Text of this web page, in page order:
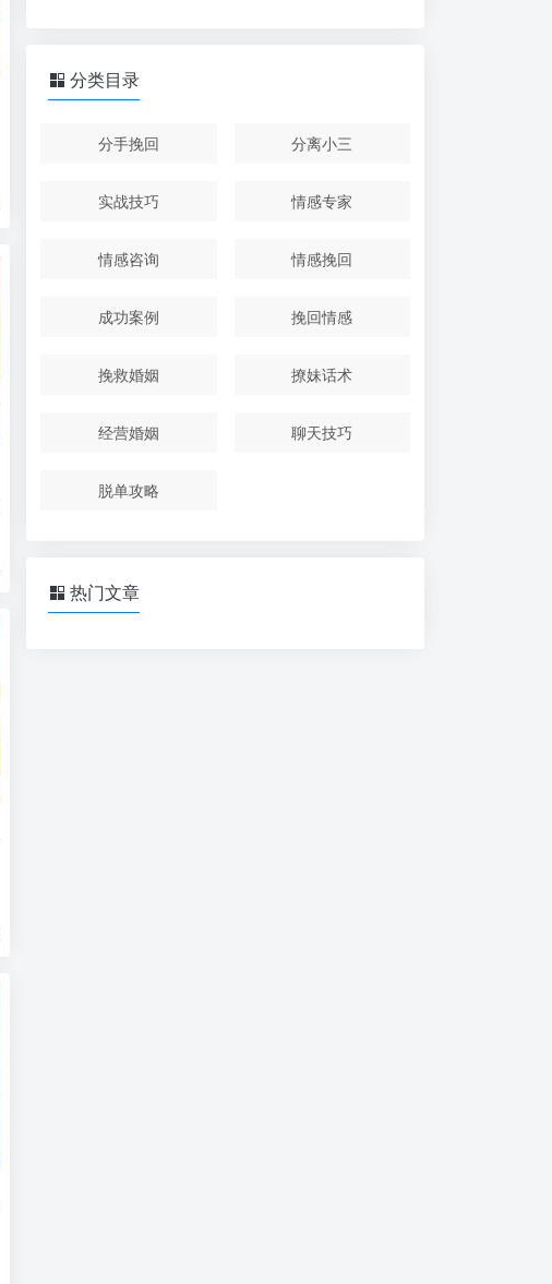
分类目录
分手挽回 分离小三
实战技巧 情感专家
情感咨询 情感挽回
成功案例 挽回情感
挽救婚姻 撩妹话术
经营婚姻 聊天技巧
脱单攻略
热门文章